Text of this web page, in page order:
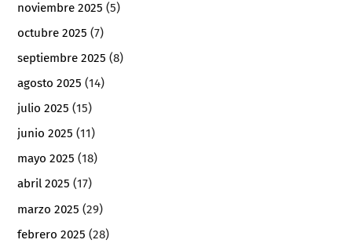
noviembre 2025 (5)
octubre 2025 (7)
septiembre 2025 (8)
agosto 2025 (14)
julio 2025 (15)
junio 2025 (11)
mayo 2025 (18)
abril 2025 (17)
marzo 2025 (29)
febrero 2025 (28)